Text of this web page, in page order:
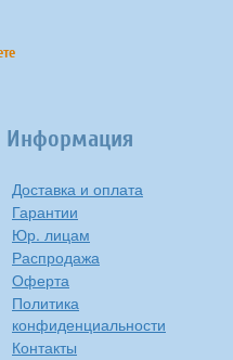
Информация
Доставка и оплата
Гарантии
Юр. лицам
Распродажа
Оферта
Политика
конфиденциальности
Контакты